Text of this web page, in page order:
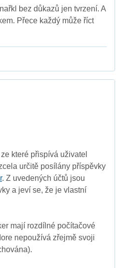
bez důkazů jen tvrzení. A
Přece každý může říct
které přispívá uživatel
určitě posílány příspěvky
. Z uvedených účtů jsou
a jeví se, že je vlastní
mají rozdílné počítačové
nepoužívá zřejmě svoji